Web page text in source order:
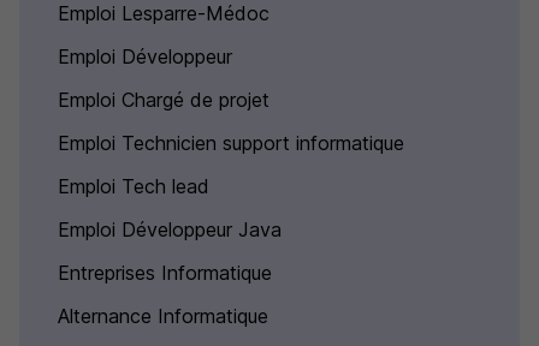
Emploi Lesparre-Médoc
Emploi Développeur
Emploi Chargé de projet
Emploi Technicien support informatique
Emploi Tech lead
Emploi Développeur Java
Entreprises Informatique
Alternance Informatique